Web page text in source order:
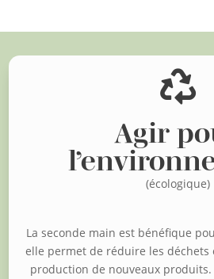

Agir
(écologique)
La seconde main est bénéfique
elle permet de réduire les
production de nouveaux